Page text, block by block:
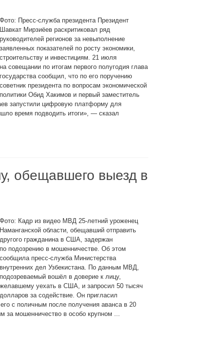
Фото: Пресс-служба президента Президент
Шавкат Мирзиёев раскритиковал ряд
руководителей регионов за невыполнение
заявленных показателей по росту экономики,
строительству и инвестициям. 21 июля
на совещании по итогам первого полугодия глава
государства сообщил, что по его поручению
советник президента по вопросам экономической
политики Обид Хакимов и первый заместитель
запустили цифровую платформу для
время подводить итоги», — сказал
обещавшего выезд в
Фото: Кадр из видео МВД 25-летний уроженец
Наманганской области, обещавший отправить
другого гражданина в США, задержан
по подозрению в мошенничестве. Об этом
сообщила пресс-служба Министерства
внутренних дел Узбекистана. По данным МВД,
подозреваемый вошёл в доверие к лицу,
желавшему уехать в США, и запросил 50 тысяч
долларов за содействие. Он пригласил
с поличным после получения аванса в 20
мошенничество в особо крупном ...